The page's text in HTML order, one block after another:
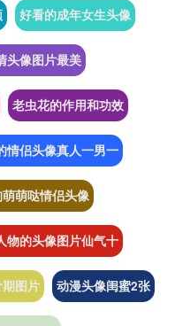
好看的成年女生头像
头像图片最美
老虫花的作用和功效
情侣头像真人一男一
萌哒情侣头像
物的头像图片仙气十
图片 动漫头像闺蜜2张